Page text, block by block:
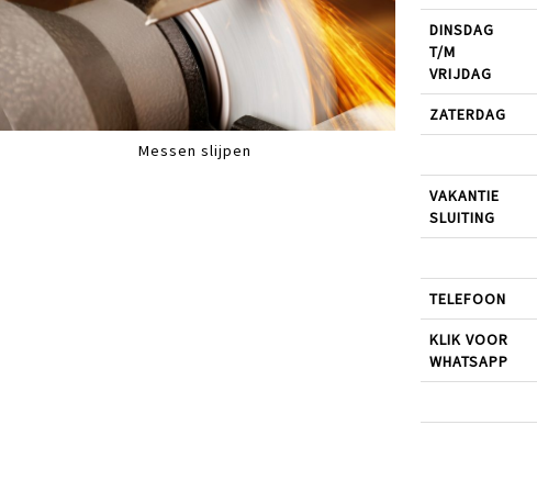
Messen slijpen
DINSDAG
T/M
VRIJDAG
ZATERDAG
VAKANTIE
SLUITING
TELEFOON
KLIK VOOR
WHATSAPP